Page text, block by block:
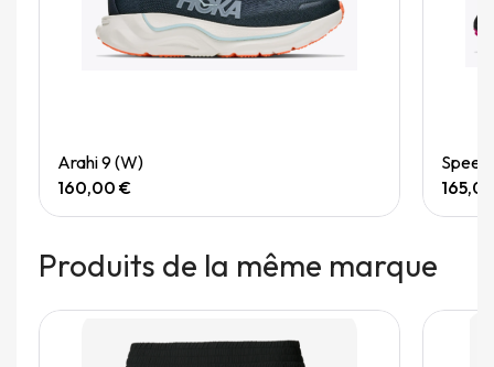
Arahi 9 (W)
160,00 €
Produits de la même marque